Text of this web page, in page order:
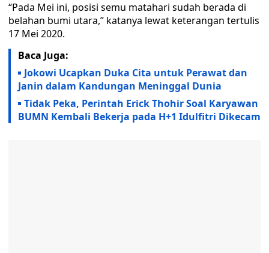
“Pada Mei ini, posisi semu matahari sudah berada di
belahan bumi utara,” katanya lewat keterangan tertulis
17 Mei 2020.
Baca Juga:
Jokowi Ucapkan Duka Cita untuk Perawat dan
Janin dalam Kandungan Meninggal Dunia
Tidak Peka, Perintah Erick Thohir Soal Karyawan
BUMN Kembali Bekerja pada H+1 Idulfitri Dikecam